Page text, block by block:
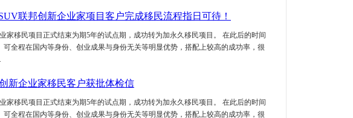
联邦创新企业家项目客户完成移民流程指日可待！
家移民项目正式结束为期5年的试点期，成功转为加永久移民项目。 在此后的时间
全程在国内等身份、创业成果与身份无关等明显优势，搭配上较高的成功率，很
新企业家移民客户获批体检信
家移民项目正式结束为期5年的试点期，成功转为加永久移民项目。 在此后的时间
全程在国内等身份、创业成果与身份无关等明显优势，搭配上较高的成功率，很